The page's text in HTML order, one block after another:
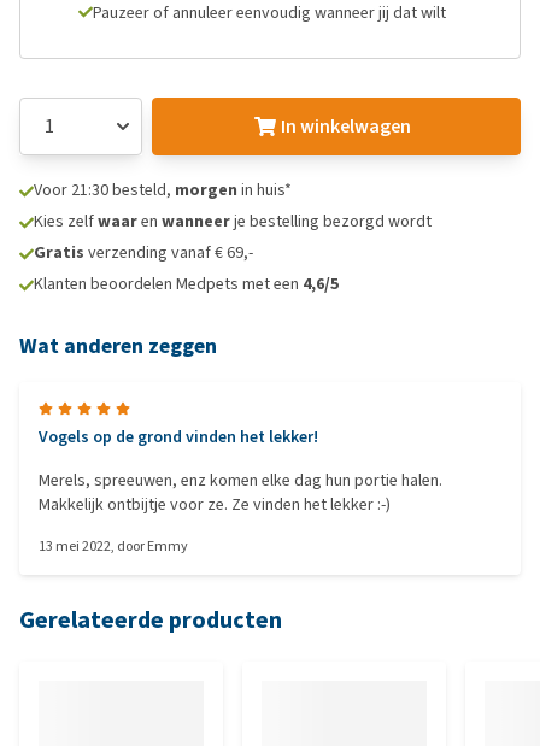
Pauzeer of annuleer eenvoudig wanneer jij dat wilt
In winkelwagen
Voor 21:30 besteld, morgen in huis*
Kies zelfwaaren wanneerje bestelling bezorgd wordt
Gratis verzending vanaf € 69,-
Klanten beoordelen Medpets met een 4,6/5
Wat anderen zeggen
Vogels op de grond vinden het lekker!
Merels, spreeuwen, enz komen elke dag hun portie halen.
Makkelijk ontbijtje voor ze. Ze vinden het lekker :-)
13 mei 2022, doorEmmy
Gerelateerde producten